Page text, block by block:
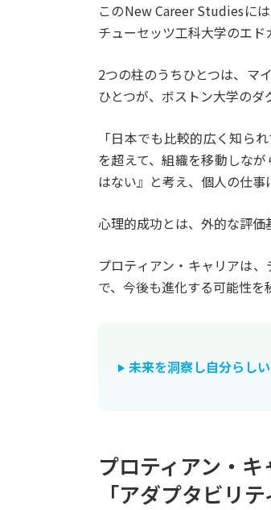
このNew Career Studiesに
チューセッツ工科大学のエド
2つの柱のうちひとつは、マ
ひとつが、ボストン大学のダ
「日本でも比較的広く知ら
を超えて、組織を移動しな
はない』と考え、個人の仕事
心理的成功とは、外的な評価
プロティアン・キャリアは
で、今後も進化する可能性を
未来を洞察し自分らし
プロティアン・
「アダプタビリテ